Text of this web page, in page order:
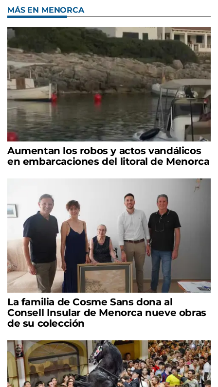
MÁS EN MENORCA
Aumentan los robos y actos vandálicos
en embarcaciones del litoral de Menorca
La familia de Cosme Sans dona al
Consell Insular de Menorca nueve obras
de su colección